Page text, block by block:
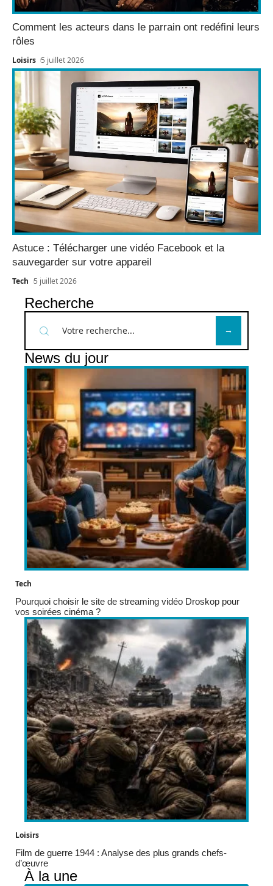
Comment les acteurs dans le parrain ont redéfini leurs
rôles
Loisirs 5 juillet 2026
Astuce : Télécharger une vidéo Facebook et la
sauvegarder sur votre appareil
Tech 5 juillet 2026
Recherche
News du jour
Tech
Pourquoi choisir le site de streaming vidéo Droskop pour
vos soirées cinéma ?
Loisirs
Film de guerre 1944 : Analyse des plus grands chefs-
d’œuvre
À la une